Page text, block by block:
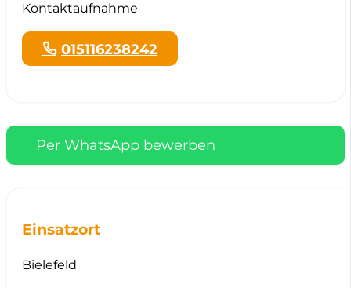
Kontaktaufnahme
015116238242
Per WhatsApp bewerben
Einsatzort
Bielefeld